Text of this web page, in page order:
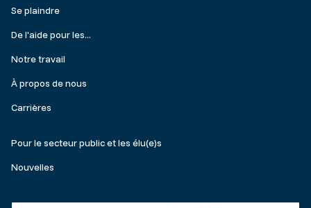
Footer
menu
Se plaindre
De l'aide pour les...
Notre travail
À propos de nous
Carrières
Make
a
Pour le secteur public et les élu(e)s
Nouvelles